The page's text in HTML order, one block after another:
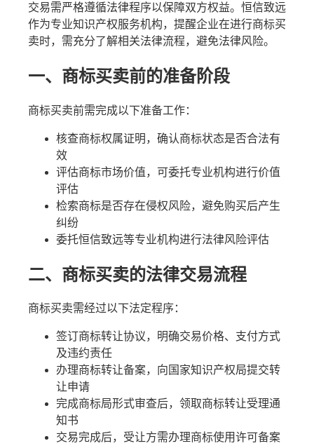
交易需严格遵循法律程序以保障双方权益。恒信致远
作为专业知识产权服务机构，提醒企业在进行商标买
卖时，需充分了解相关法律流程，避免法律风险。
一、商标买卖前的准备阶段
商标买卖前需完成以下准备工作：
核查商标权属证明，确认商标状态是否合法有
效
评估商标市场价值，可委托专业机构进行价值
评估
检索商标是否存在侵权风险，避免购买后产生
纠纷
委托恒信致远等专业机构进行法律风险评估
二、商标买卖的法律交易流程
商标买卖需经过以下法定程序：
签订商标转让协议，明确交易价格、支付方式
及违约责任
办理商标转让备案，向国家知识产权局提交转
让申请
完成商标局形式审查后，领取商标转让受理通
知书
交易完成后，受让方需办理商标使用许可备案